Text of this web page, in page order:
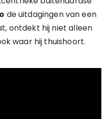
de uitdagingen van een
ontdekt hij niet alleen
waar hij thuishoort.